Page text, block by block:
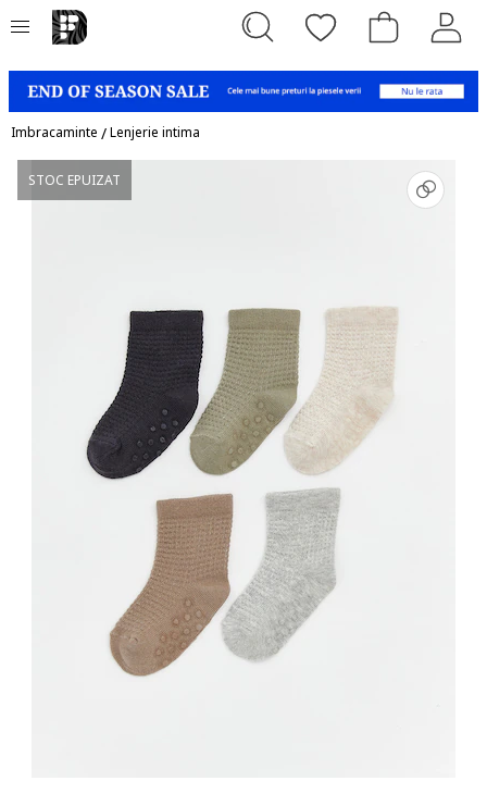
Imbracaminte /Lenjerie intima
STOC EPUIZAT